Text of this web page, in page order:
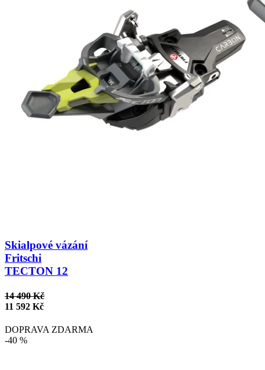
Skialpové vázání
Fritschi
TECTON 12
14 490 Kč
11 592 Kč
DOPRAVA ZDARMA
-40 %